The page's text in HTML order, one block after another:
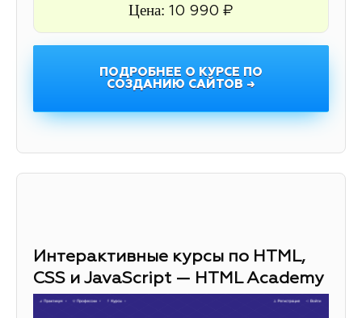
Цена: 10 990 ₽
ПОДРОБНЕЕ О КУРСЕ ПО
СОЗДАНИЮ САЙТОВ →
Интерактивные курсы по HTML,
CSS и JavaScript — HTML Academy